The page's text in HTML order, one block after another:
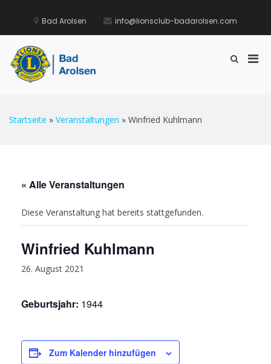
Bad Arolsen info@lionsclub-badarolsen.com
Such-
Startseite » Veranstaltungen » Winfried Kuhlmann
« Alle Veranstaltungen
Diese Veranstaltung hat bereits stattgefunden.
Winfried Kuhlmann
26. August 2021
Geburtsjahr: 1944
Zum Kalender hinzufügen